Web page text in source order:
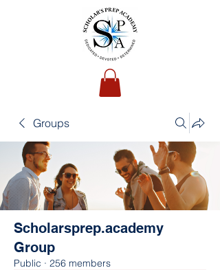
Groups
Scholarsprep.academy
Group
Public · 256 members